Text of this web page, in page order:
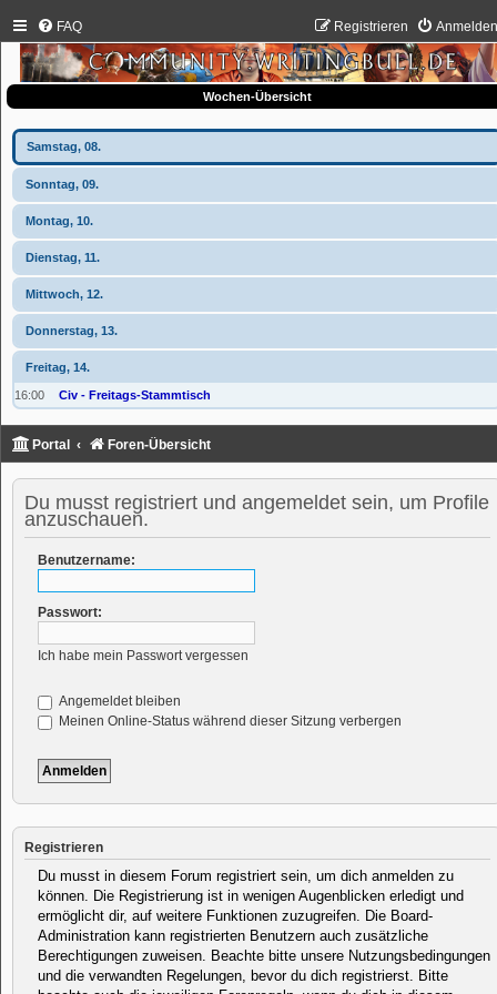
FAQ Registrieren
Wochen-Übersicht
Samstag, 08.
Sonntag, 09.
Montag, 10.
Dienstag, 11.
Mittwoch, 12.
Donnerstag, 13.
Freitag, 14.
16:00 Civ - Freitags-Stammtisch
Portal Foren-Übersicht
Du musst registriert und angemeldet sein, um Profile
anzuschauen.
Benutzername:
Passwort:
Ich habe mein Passwort vergessen
Angemeldet bleiben
Meinen Online-Status während dieser Sitzung verbergen
Registrieren
Du musst in diesem Forum registriert sein, um dich anmelden zu
können. Die Registrierung ist in wenigen Augenblicken erledigt und
ermöglicht dir, auf weitere Funktionen zuzugreifen. Die Board-
Administration kann registrierten Benutzern auch zusätzliche
Berechtigungen zuweisen. Beachte bitte unsere Nutzungsbedingungen
und die verwandten Regelungen, bevor du dich registrierst. Bitte